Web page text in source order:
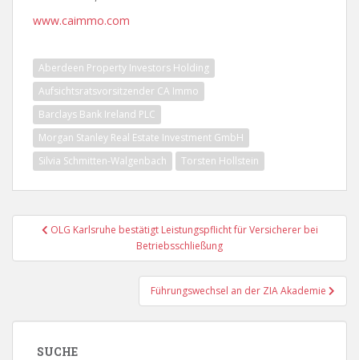
www.caimmo.com
Aberdeen Property Investors Holding
Aufsichtsratsvorsitzender CA Immo
Barclays Bank Ireland PLC
Morgan Stanley Real Estate Investment GmbH
Silvia Schmitten-Walgenbach
Torsten Hollstein
Beitragsnavigation
OLG Karlsruhe bestätigt Leistungspflicht für Versicherer bei
Betriebsschließung
Führungswechsel an der ZIA Akademie
SUCHE